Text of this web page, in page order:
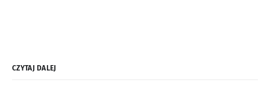
CZYTAJ DALEJ